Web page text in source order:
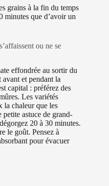
grains à la fin du temps
que d’avoir un
ou ne se
effondrée au sortir du
et pendant la
capital : préférez des
Les variétés
la chaleur que les
petite astuce de grand-
20 à 30 minutes.
le goût. Pensez à
pour évacuer